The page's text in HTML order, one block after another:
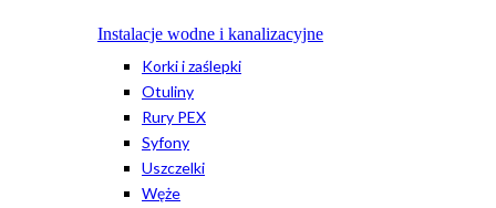
Instalacje wodne i kanalizacyjne
Korki i zaślepki
Otuliny
Rury PEX
Syfony
Uszczelki
Węże